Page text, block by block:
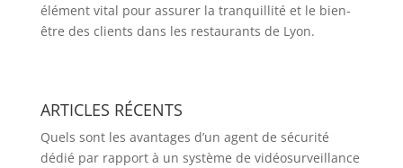
élément vital pour assurer la tranquillité et le bien-
être des clients dans les restaurants de Lyon.
ARTICLES RÉCENTS
Quels sont les avantages d’un agent de sécurité
dédié par rapport à un système de vidéosurveillance